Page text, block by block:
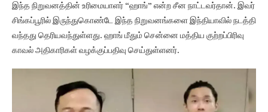
இந்த நிறுவனத்தின் உரிமையாளர் “ஹாங்” என்ற சீன நாட்டவர்தான். இவர்
சிங்கப்பூரில் இருந்துகொண்டே இந்த நிறுவனங்களை இந்தியாவில் நடத்தி
வந்தது தெரியவந்துள்ளது. ஹாங் மீதும் சென்னை மத்திய குற்றப்பிரிவு
காவல் அதிகாரிகள் வழக்குப்பதிவு செய்துள்ளனர்.